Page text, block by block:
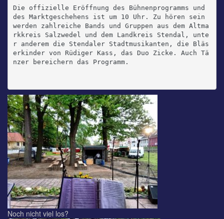
Die offizielle Eröffnung des Bühnenprogramms und
des Marktgeschehens ist um 10 Uhr. Zu hören sein
werden zahlreiche Bands und Gruppen aus dem Altma
rkkreis Salzwedel und dem Landkreis Stendal, unte
r anderem die Stendaler Stadtmusikanten, die Bläs
erkinder von Rüdiger Kass, das Duo Zicke. Auch Tä
nzer bereichern das Programm.
Noch nicht viel los?